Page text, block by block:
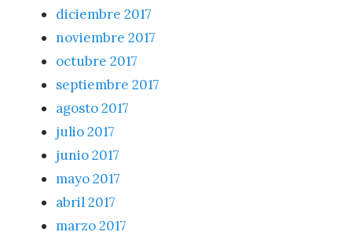
diciembre 2017
noviembre 2017
octubre 2017
septiembre 2017
agosto 2017
julio 2017
junio 2017
mayo 2017
abril 2017
marzo 2017